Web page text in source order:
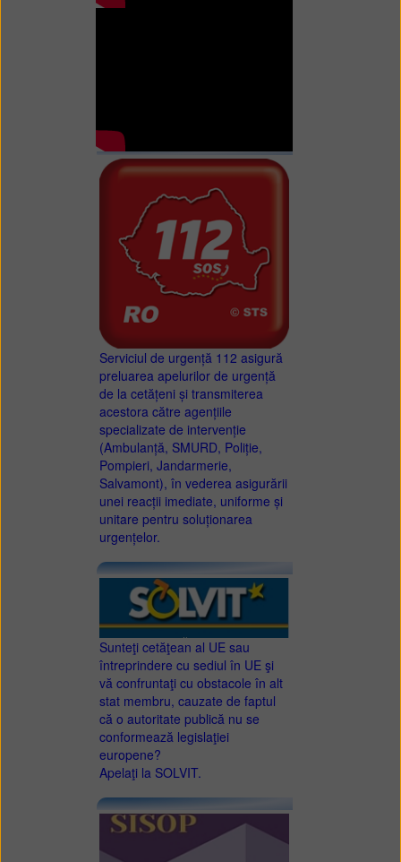
Serviciul de urgență 112 asigură
preluarea apelurilor de urgență
de la cetățeni și transmiterea
acestora către agențiile
specializate de intervenție
(Ambulanță, SMURD, Poliție,
Pompieri, Jandarmerie,
Salvamont), în vederea asigurării
unei reacții imediate, uniforme și
unitare pentru soluționarea
urgențelor.
Sunteţi cetăţean al UE sau
întreprindere cu sediul în UE şi
vă confruntaţi cu obstacole în alt
stat membru, cauzate de faptul
că o autoritate publică nu se
conformează legislaţiei
europene?
Apelaţi la SOLVIT.